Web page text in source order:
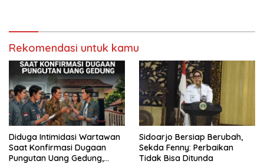
Rekomendasi untuk kamu
Diduga Intimidasi Wartawan
Saat Konfirmasi Dugaan
Pungutan Uang Gedung,
Sidoarjo Bersiap Berubah,
Sekda Fenny: Perbaikan
Tidak Bisa Ditunda